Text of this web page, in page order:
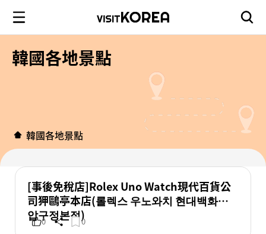
韓國各地景點
韓國各地景點
[事後免稅店]Rolex Uno Watch現代百貨公
司狎鷗亭本店(롤렉스 우노와치 현대백화점
압구정본점)
0 0